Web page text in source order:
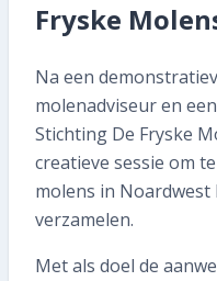
Fryske
Na een
molenadviseur en
Stichting De Fryske
creatieve sessie om
molens in Noardwest
verzamelen.
Met als doel de
Hoe wij
Kennisbank
Nieuws en
Contact